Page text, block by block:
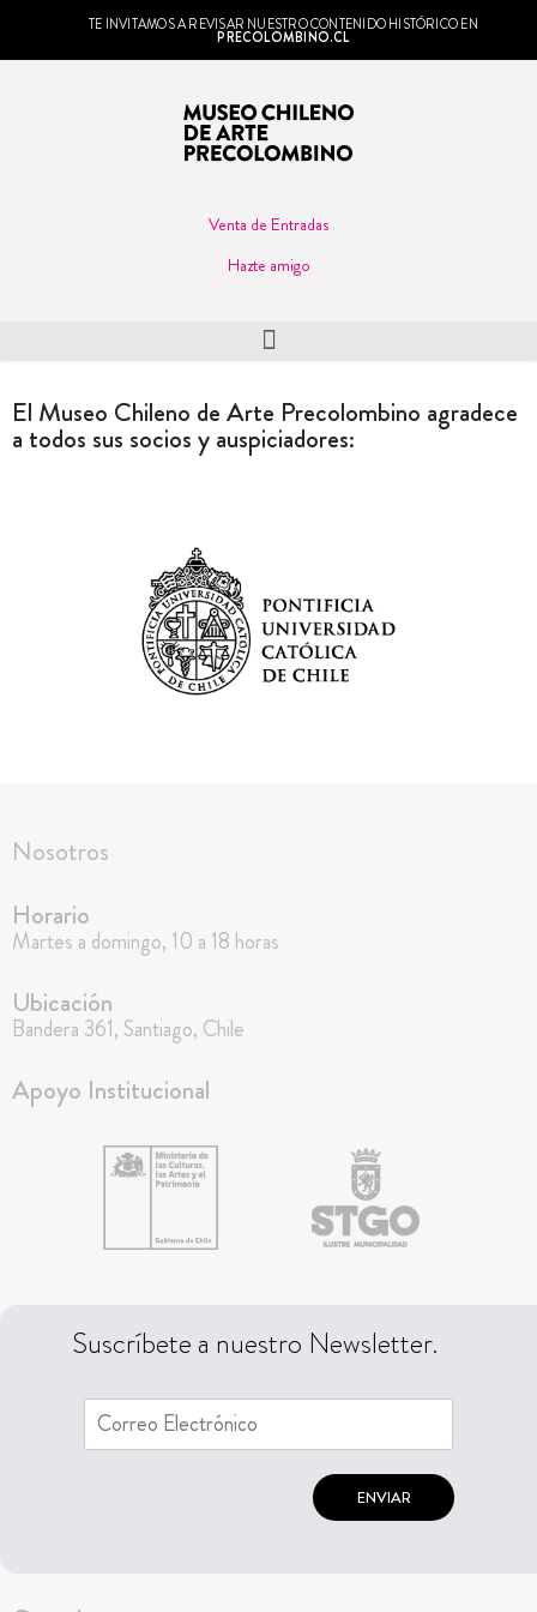
TE INVITAMOS A REVISAR NUESTRO CONTENIDO HISTÓRICO EN
PRECOLOMBINO.CL
Venta de Entradas
Hazte amigo
El Museo Chileno de Arte Precolombino agradece
a todos sus socios y auspiciadores:
Nosotros
Horario
Martes a domingo, 10 a 18 horas
Ubicación
Bandera 361, Santiago, Chile
Apoyo Institucional
Suscríbete a nuestro Newsletter.
ENVIAR